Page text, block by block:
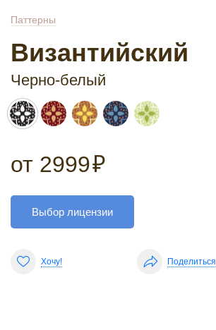
Паттерны
Византийский
Черно-белый
от 2999₽
Выбор лицензии
Хочу! Поделиться